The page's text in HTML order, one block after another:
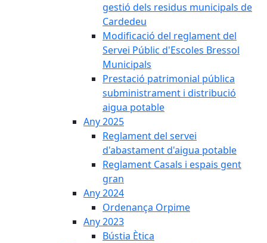
gestió dels residus municipals de
Cardedeu
Modificació del reglament del
Servei Públic d'Escoles Bressol
Municipals
Prestació patrimonial pública
subministrament i distribució
aigua potable
Any 2025
Reglament del servei
d'abastament d'aigua potable
Reglament Casals i espais gent
gran
Any 2024
Ordenança Orpime
Any 2023
Bústia Ètica